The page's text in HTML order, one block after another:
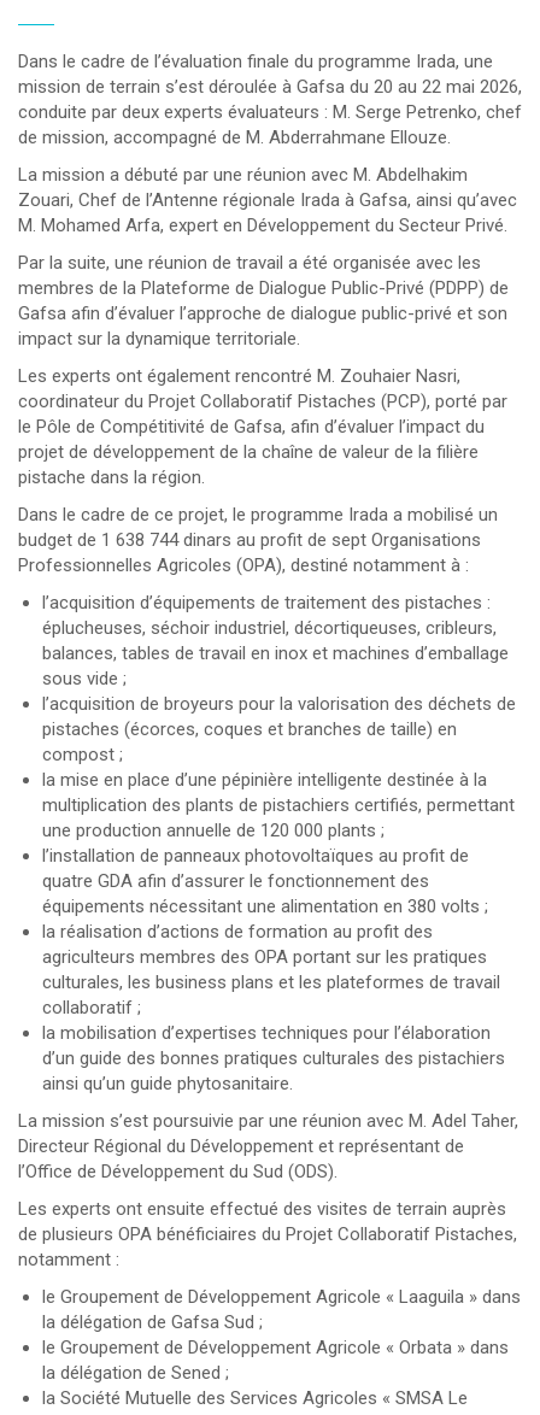
Dans le cadre de l’évaluation finale du programme Irada, une
mission de terrain s’est déroulée à Gafsa du 20 au 22 mai 2026,
conduite par deux experts évaluateurs : M. Serge Petrenko, chef
de mission, accompagné de M. Abderrahmane Ellouze.
La mission a débuté par une réunion avec M. Abdelhakim
Zouari, Chef de l’Antenne régionale Irada à Gafsa, ainsi qu’avec
M. Mohamed Arfa, expert en Développement du Secteur Privé.
Par la suite, une réunion de travail a été organisée avec les
membres de la Plateforme de Dialogue Public-Privé (PDPP) de
Gafsa afin d’évaluer l’approche de dialogue public-privé et son
impact sur la dynamique territoriale.
Les experts ont également rencontré M. Zouhaier Nasri,
coordinateur du Projet Collaboratif Pistaches (PCP), porté par
le Pôle de Compétitivité de Gafsa, afin d’évaluer l’impact du
projet de développement de la chaîne de valeur de la filière
pistache dans la région.
Dans le cadre de ce projet, le programme Irada a mobilisé un
budget de 1 638 744 dinars au profit de sept Organisations
Professionnelles Agricoles (OPA), destiné notamment à :
l’acquisition d’équipements de traitement des pistaches :
éplucheuses, séchoir industriel, décortiqueuses, cribleurs,
balances, tables de travail en inox et machines d’emballage
sous vide ;
l’acquisition de broyeurs pour la valorisation des déchets de
pistaches (écorces, coques et branches de taille) en
compost ;
la mise en place d’une pépinière intelligente destinée à la
multiplication des plants de pistachiers certifiés, permettant
une production annuelle de 120 000 plants ;
l’installation de panneaux photovoltaïques au profit de
quatre GDA afin d’assurer le fonctionnement des
équipements nécessitant une alimentation en 380 volts ;
la réalisation d’actions de formation au profit des
agriculteurs membres des OPA portant sur les pratiques
culturales, les business plans et les plateformes de travail
collaboratif ;
la mobilisation d’expertises techniques pour l’élaboration
d’un guide des bonnes pratiques culturales des pistachiers
ainsi qu’un guide phytosanitaire.
La mission s’est poursuivie par une réunion avec M. Adel Taher,
Directeur Régional du Développement et représentant de
l’Office de Développement du Sud (ODS).
Les experts ont ensuite effectué des visites de terrain auprès
de plusieurs OPA bénéficiaires du Projet Collaboratif Pistaches,
notamment :
le Groupement de Développement Agricole « Laaguila » dans
la délégation de Gafsa Sud ;
le Groupement de Développement Agricole « Orbata » dans
la délégation de Sened ;
la Société Mutuelle des Services Agricoles « SMSA Le